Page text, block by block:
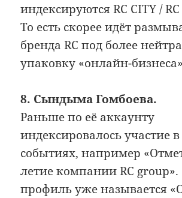
индексируются RC CITY /
То есть скорее идёт
бренда RC под более
упаковку «онлайн-
8. Сындыма Гомбоева.
Раньше по её аккаунту
индексировалось участие в
событиях, например
летие компании RC group».
профиль уже называется